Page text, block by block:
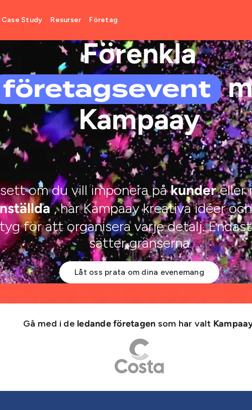
Case Study Resurser Företag
Förenkla
företagsevent
Kampaay
om du vill imponera påkundereller
, har Kampaay kreativa idéer
för att organisera varje detalj.
sätter gränserna
Låt oss prata om dina evenemang
Gå med i de ledande företagen som har valt